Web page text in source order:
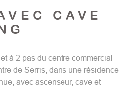
CAVE
à 2 pas du centre commercial
de Serris, dans une résidence
avec ascenseur, cave et